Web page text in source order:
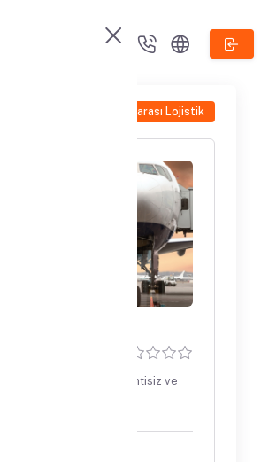
Uluslararası Lojistik
depolarına hızlı, kesintisiz ve